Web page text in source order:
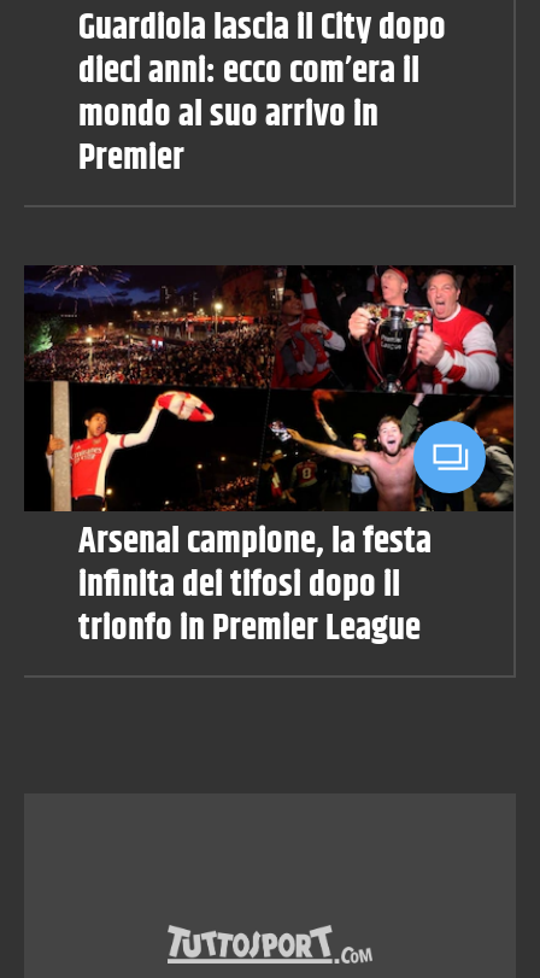
Guardiola lascia il City dopo
dieci anni: ecco com’era il
mondo al suo arrivo in
Premier
Arsenal campione, la festa
infinita dei tifosi dopo il
trionfo in Premier League